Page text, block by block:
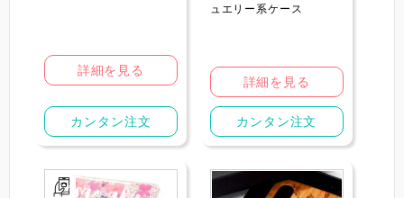
詳細を見る
カンタン注文
ュエリー系ケース
詳細を見る
カンタン注文